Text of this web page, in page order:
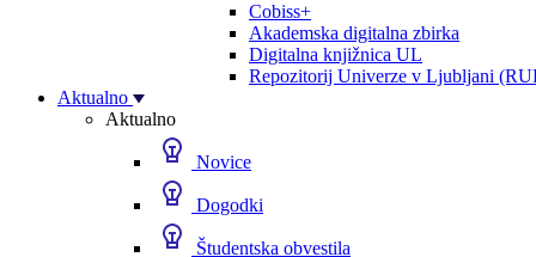
Cobiss+
Akademska digitalna zbirka
Digitalna knjižnica UL
Repozitorij Univerze v Ljubljani
Aktualno
Aktualno
Novice
Dogodki
Študentska obvestila